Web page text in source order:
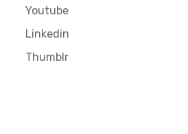
Youtube
Linkedin
Thumblr